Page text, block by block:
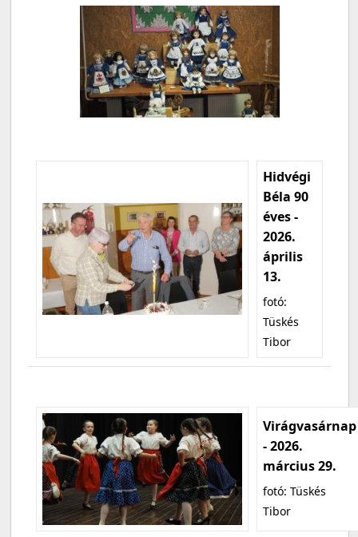
Hidvégi
Béla 90
éves -
2026.
április
13.
fotó:
Tüskés
Tibor
Virágvasárnap
- 2026.
március 29.
fotó: Tüskés
Tibor